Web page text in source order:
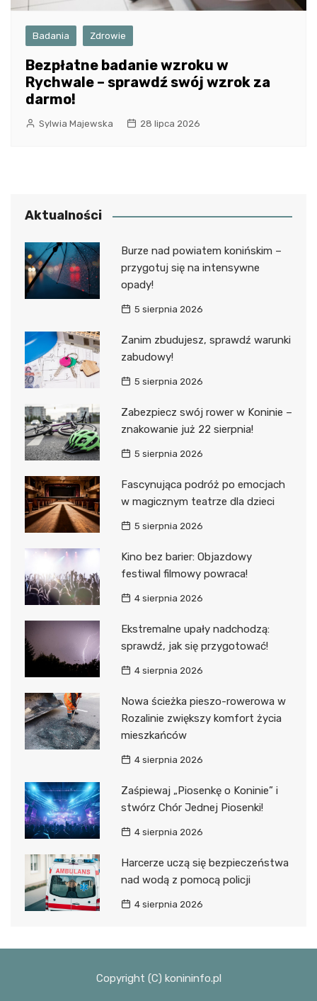
Badania Zdrowie
Bezpłatne badanie wzroku w
Rychwale – sprawdź swój wzrok za
darmo!
Sylwia Majewska 28 lipca 2026
Aktualności
Burze nad powiatem konińskim –
przygotuj się na intensywne
opady!
5 sierpnia 2026
Zanim zbudujesz, sprawdź warunki
zabudowy!
5 sierpnia 2026
Zabezpiecz swój rower w Koninie –
znakowanie już 22 sierpnia!
5 sierpnia 2026
Fascynująca podróż po emocjach
w magicznym teatrze dla dzieci
5 sierpnia 2026
Kino bez barier: Objazdowy
festiwal filmowy powraca!
4 sierpnia 2026
Ekstremalne upały nadchodzą:
sprawdź, jak się przygotować!
4 sierpnia 2026
Nowa ścieżka pieszo-rowerowa w
Rozalinie zwiększy komfort życia
mieszkańców
4 sierpnia 2026
Zaśpiewaj „Piosenkę o Koninie” i
stwórz Chór Jednej Piosenki!
4 sierpnia 2026
Harcerze uczą się bezpieczeństwa
nad wodą z pomocą policji
4 sierpnia 2026
Copyright (C) konininfo.pl